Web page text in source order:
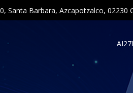
Santa Barbara, Azcapotzalco, 02230
AI27